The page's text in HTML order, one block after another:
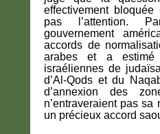
effectivement
pas l’attention.
gouvernement
accords de
arabes et a estimé
israéliennes de
d’Al-Qods et du
d’annexion des
n’entraveraient pas
un précieux accord